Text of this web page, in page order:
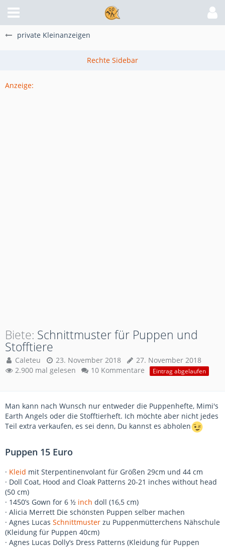
private Kleinanzeigen
Anzeige:
Biete Schnittmuster für Puppen und
Stofftiere
Caleteu 23. November 2018
27. November 2018
2.900 mal gelesen
10 Kommentare Eintrag abgelaufen
Man kann nach Wunsch nur entweder die Puppenhefte, Mimi's
Earth Angels oder die Stofftierheft. Ich möchte aber nicht jedes
Teil extra verkaufen, es sei denn, Du kannst es abholen
Puppen 15 Euro
· Kleid mit Sterpentinenvolant für Größen 29cm und 44 cm
· Doll Coat, Hood and Cloak Patterns 20-21 inches without head
(50 cm)
· 1450’s Gown for 6 ½ inch doll (16,5 cm)
· Alicia Merrett Die schönsten Puppen selber machen
· Agnes Lucas Schnittmuster zu Puppenmütterchens Nähschule
(Kleidung für Puppen 40cm)
· Agnes Lucas Dolly’s Dress Patterns (Kleidung für Puppen